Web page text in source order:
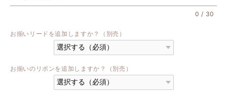
0 / 30
お揃いリードを追加しますか？（別売）
お揃いのリボンを追加しますか？（別売）